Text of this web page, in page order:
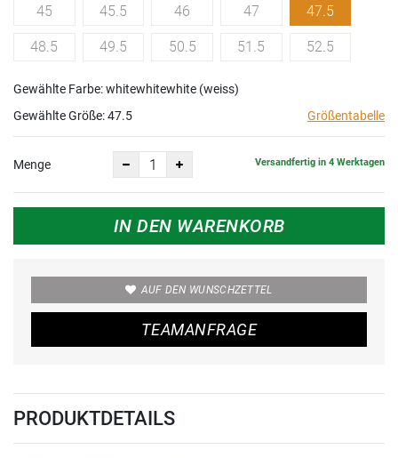
45 45.5 46 47 47.5
48.5 49.5 50.5 51.5 52.5
Gewählte Farbe: whitewhitewhite (weiss)
Gewählte Größe:47.5 Größentabelle
Menge Versandfertig in 4 Werktagen
IN DEN WARENKORB
AUF DEN WUNSCHZETTEL
TEAMANFRAGE
PRODUKTDETAILS